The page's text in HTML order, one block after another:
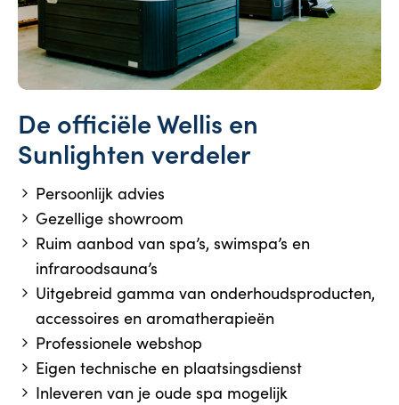
De officiële Wellis en
Sunlighten verdeler
Persoonlijk advies
Gezellige showroom
Ruim aanbod van spa’s, swimspa’s en
infraroodsauna’s
Uitgebreid gamma van onderhoudsproducten,
accessoires en aromatherapieën
Professionele webshop
Eigen technische en plaatsingsdienst
Inleveren van je oude spa mogelijk